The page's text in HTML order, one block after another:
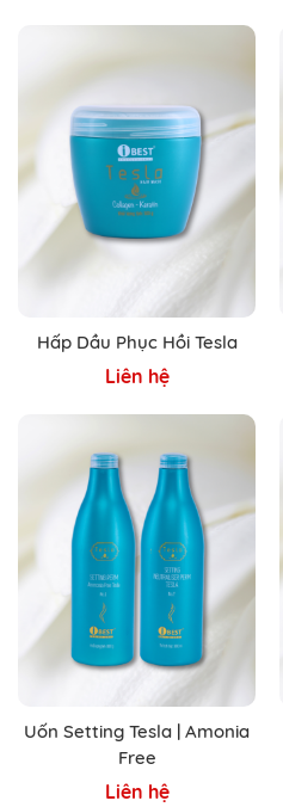
Hấp Dầu Phục Hồi Tesla
Liên hệ
Uốn Setting Tesla | Amonia
Free
Liên hệ